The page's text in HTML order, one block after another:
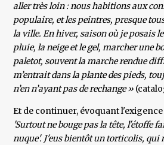
aller très loin : nous habitions aux
populaire, et les peintres, presque
la ville. En hiver, saison où je posais
pluie, la neige et le gel, marcher une
paletot, souvent la marche rendue
m’entrait dans la plante des pieds,
n’en n’ayant pas de rechange »
Et de continuer, évoquant
'Surtout ne bouge pas la tête, l'étoffe
nuque'. J'eus bientôt un torticolis, qui